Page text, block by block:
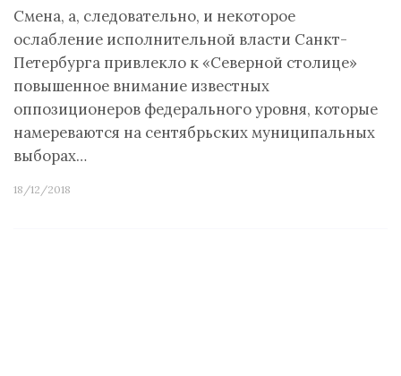
Смена, а, следовательно, и некоторое
ослабление исполнительной власти Санкт-
Петербурга привлекло к «Северной столице»
повышенное внимание известных
оппозиционеров федерального уровня, которые
намереваются на сентябрьских муниципальных
выборах…
18/12/2018